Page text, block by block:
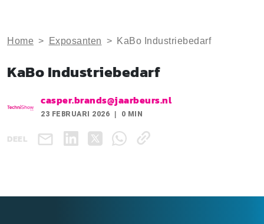
Home > Exposanten > KaBo Industriebedarf
KaBo Industriebedarf
casper.brands@jaarbeurs.nl
23 FEBRUARI 2026 0 MIN
DEEL